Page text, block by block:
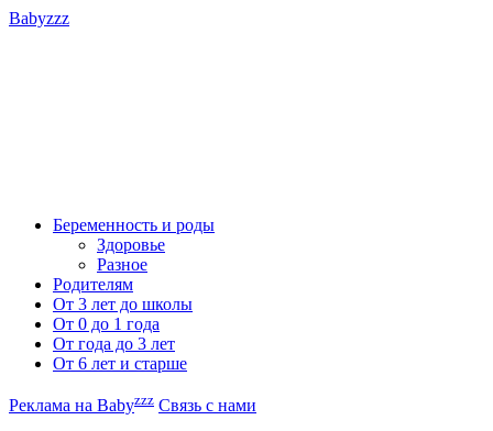
Babyzzz
Беременность и роды
Здоровье
Разное
Родителям
От 3 лет до школы
От 0 до 1 года
От года до 3 лет
От 6 лет и старше
Реклама на Babyzzz Связь с нами